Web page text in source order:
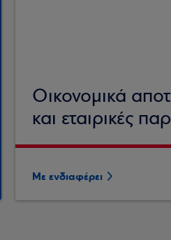
Οικονομικά
και εταιρικές
Με ενδιαφέρει